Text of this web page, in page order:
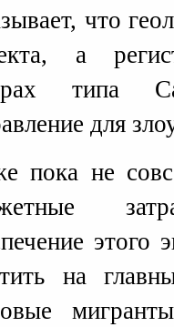
что
а
типа
для
пока не
этого
на